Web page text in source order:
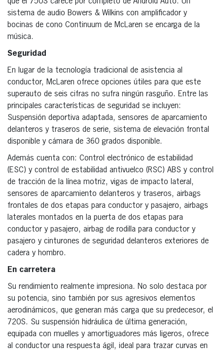
sistema de audio Bowers & Wilkins con amplificador y
bocinas de cono Continuum de McLaren se encarga de la
música.
Seguridad
En lugar de la tecnología tradicional de asistencia al
conductor, McLaren ofrece opciones útiles para que este
superauto de seis cifras no sufra ningún rasguño. Entre las
principales características de seguridad se incluyen:
Suspensión deportiva adaptada, sensores de aparcamiento
delanteros y traseros de serie, sistema de elevación frontal
disponible y cámara de 360 grados disponible.
Además cuenta con: Control electrónico de estabilidad
(ESC) y control de estabilidad antivuelco (RSC) ABS y control
de tracción de la línea motriz, vigas de impacto lateral,
sensores de aparcamiento delanteros y traseros, airbags
frontales de dos etapas para conductor y pasajero, airbags
laterales montados en la puerta de dos etapas para
conductor y pasajero, airbag de rodilla para conductor y
pasajero y cinturones de seguridad delanteros exteriores de
cadera y hombro.
En carretera
Su rendimiento realmente impresiona. No solo destaca por
su potencia, sino también por sus agresivos elementos
aerodinámicos, que generan más carga que su predecesor, el
720S. Su suspensión hidráulica de última generación,
equipada con muelles y amortiguadores más ligeros, ofrece
al conductor una respuesta ágil, ideal para trazar curvas en